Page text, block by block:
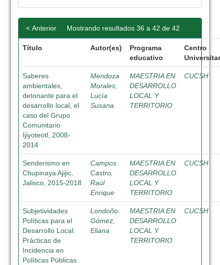
Mostrando resultados 36 a 42 de 42
< Anterior
Título Autor(es)
Programa
educativo
Centro
Saberes
ambientales,
detonante para el
desarrollo local, el
caso del Grupo
Comunitario
Ijiyoteotl, 2008-
2014
Mendoza
Morales,
Lucía
Susana
MAESTRIA EN
DESARROLLO
LOCAL Y
TERRITORIO
CUCSH
Senderismo en
Chupinaya Ajijic,
Jalisco, 2015-2018
Campos
Castro,
Raúl
Enrique
MAESTRIA EN
DESARROLLO
LOCAL Y
TERRITORIO
CUCSH
Subjetividades
Políticas para el
Desarrollo Local:
Prácticas de
Incidencia en
Políticas Públicas.
Londoño
Gómez,
Eliana
MAESTRIA EN
DESARROLLO
LOCAL Y
TERRITORIO
CUCSH